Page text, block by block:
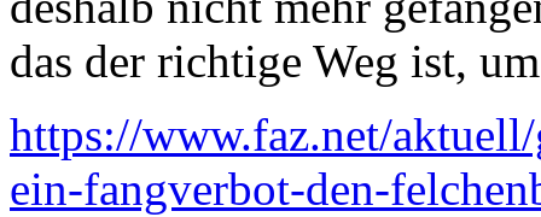
das der richtige Weg ist,
https://www.faz.net/
ein-fangverbot-den-